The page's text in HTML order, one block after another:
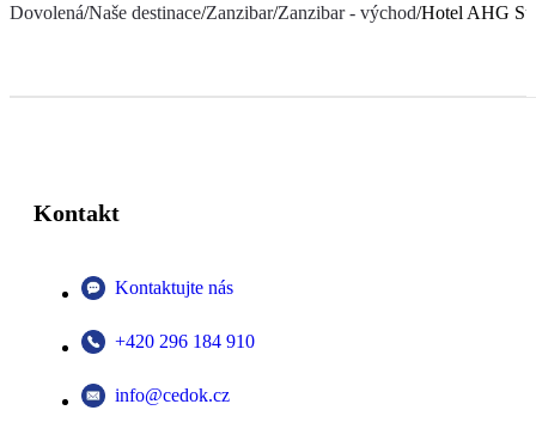
Dovolená/Naše destinace/Zanzibar/Zanzibar - východ/Hotel AHG
Kontakt
Kontaktujte nás
+420 296 184 910
info@cedok.cz